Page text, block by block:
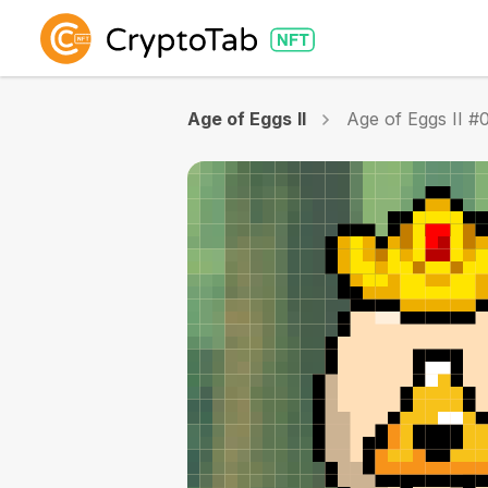
Age of Eggs II Age of Eggs II